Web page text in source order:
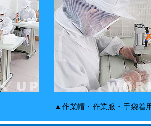
▲作業帽・作業服・手袋着用